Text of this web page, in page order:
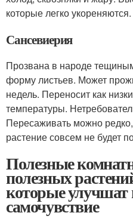
которые легко укореняются.
Сансевиерия
Прозвана в народе
форму листьев. Может
недель. Переносит как
температуры.
Пересаживать можно редко,
растение совсем не будет
Полезные
полезных
которые
самочувствие